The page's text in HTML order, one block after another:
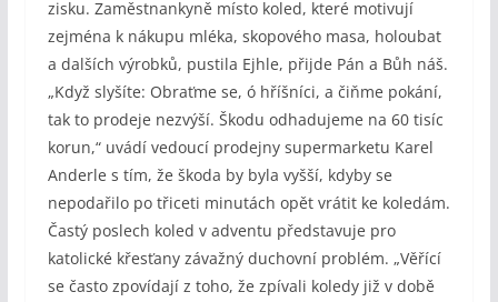
zisku. Zaměstnankyně místo koled, které motivují
zejména k nákupu mléka, skopového masa, holoubat
a dalších výrobků, pustila Ejhle, přijde Pán a Bůh náš.
„Když slyšíte: Obraťme se, ó hříšníci, a čiňme pokání,
tak to prodeje nezvýší. Škodu odhadujeme na 60 tisíc
korun,“ uvádí vedoucí prodejny supermarketu Karel
Anderle s tím, že škoda by byla vyšší, kdyby se
nepodařilo po třiceti minutách opět vrátit ke koledám.
Častý poslech koled v adventu představuje pro
katolické křesťany závažný duchovní problém. „Věřící
se často zpovídají z toho, že zpívali koledy již v době